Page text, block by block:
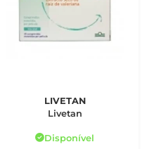
LIVETAN
Livetan
Disponível